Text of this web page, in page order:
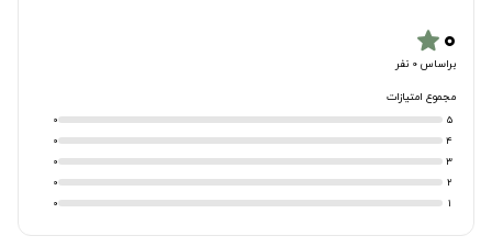
۰star
براساس 0 نفر
مجموع امتیازات
5
0
4
0
3
0
2
0
1
0